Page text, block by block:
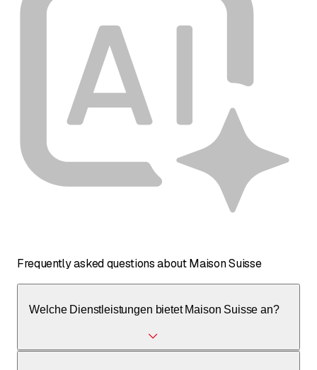
Frequently asked questions about Maison Suisse
Welche Dienstleistungen bietet Maison Suisse an?